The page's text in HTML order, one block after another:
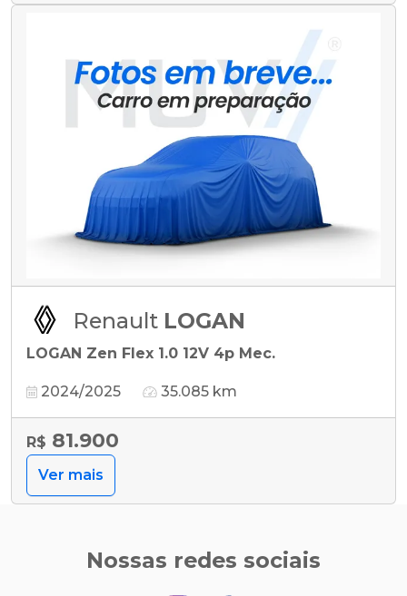
Renault LOGAN
LOGAN Zen Flex 1.0 12V 4p Mec.
2024/2025 35.085 km
R$ 81.900
Ver mais
Nossas redes sociais